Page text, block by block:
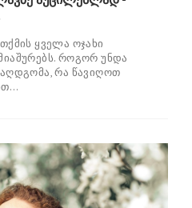
ყველა ოჯახი
როგორ უნდა
რა წავიღოთ